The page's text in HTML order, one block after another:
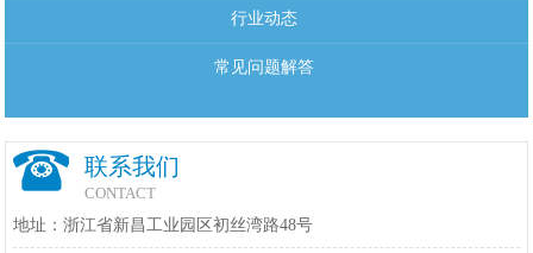
行业动态
常见问题解答
联系我们
CONTACT
地址：浙江省新昌工业园区初丝湾路48号